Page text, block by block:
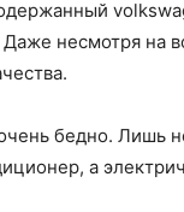
несмотря на
бедно. Лишь
а